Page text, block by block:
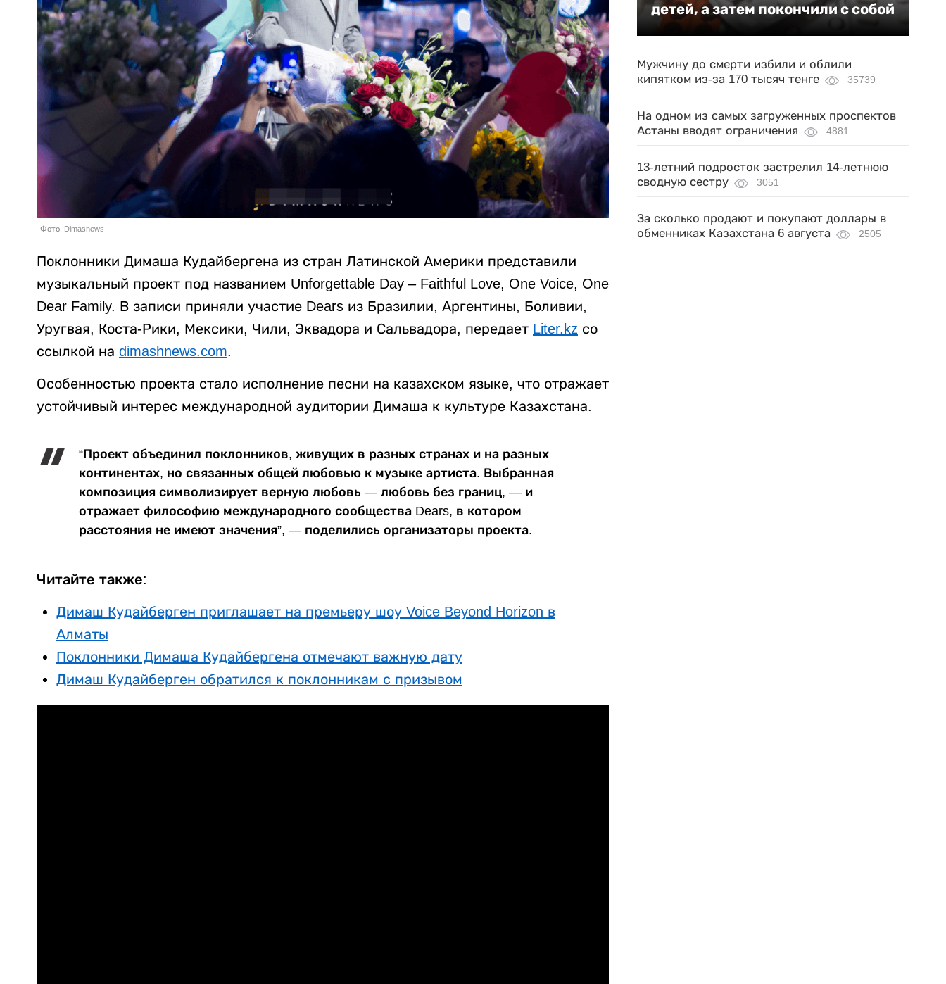
Фото: Dimasnews
Поклонники Димаша Кудайбергена из стран Латинской Америки представили
музыкальный проект под названием Unforgettable Day – Faithful Love, One Voice, One
Dear Family. В записи приняли участие Dears из Бразилии, Аргентины, Боливии,
Уругвая, Коста-Рики, Мексики, Чили, Эквадора и Сальвадора, передает Liter.kz со
ссылкой на dimashnews.com.
Особенностью проекта стало исполнение песни на казахском языке, что отражает
устойчивый интерес международной аудитории Димаша к культуре Казахстана.
“Проект объединил поклонников, живущих в разных странах и на разных
континентах, но связанных общей любовью к музыке артиста. Выбранная
композиция символизирует верную любовь — любовь без границ, — и
отражает философию международного сообщества Dears, в котором
расстояния не имеют значения”, — поделились организаторы проекта.
Читайте также:
Димаш Кудайберген приглашает на премьеру шоу Voice Beyond Horizon в
Алматы
Поклонники Димаша Кудайбергена отмечают важную дату
Димаш Кудайберген обратился к поклонникам с призывом
детей, а затем покончили с собой
Мужчину до смерти избили и облили
кипятком из-за 170 тысяч тенге
35739
На одном из самых загруженных проспектов
Астаны вводят ограничения
4881
13-летний подросток застрелил 14-летнюю
сводную сестру
3051
За сколько продают и покупают доллары в
обменниках Казахстана 6 августа
2505